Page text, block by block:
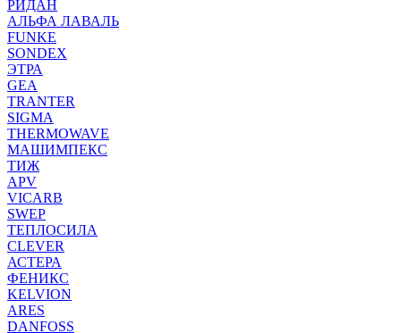
РИДАН
АЛЬФА ЛАВАЛЬ
FUNKE
SONDEX
ЭТРА
GEA
TRANTER
SIGMA
THERMOWAVE
МАШИМПЕКС
ТИЖ
APV
VICARB
SWEP
ТЕПЛОСИЛА
CLEVER
АСТЕРА
ФЕНИКС
KELVION
ARES
DANFOSS